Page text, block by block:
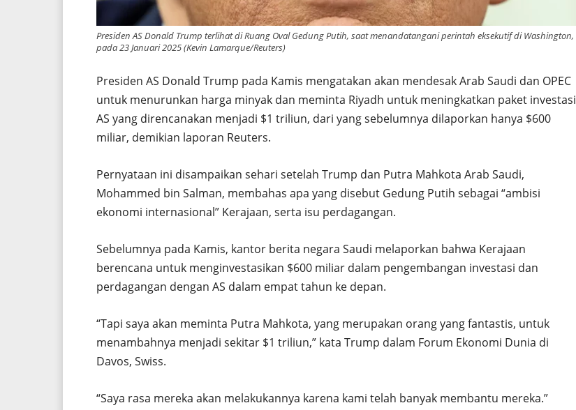
Presiden AS Donald Trump terlihat di Ruang Oval Gedung Putih, saat menandatangani perintah eksekutif di Washington,
pada 23 Januari 2025 (Kevin Lamarque/Reuters)
Presiden AS Donald Trump pada Kamis mengatakan akan mendesak Arab Saudi dan OPEC
untuk menurunkan harga minyak dan meminta Riyadh untuk meningkatkan paket investasi
AS yang direncanakan menjadi $1 triliun, dari yang sebelumnya dilaporkan hanya $600
miliar, demikian laporan Reuters.
Pernyataan ini disampaikan sehari setelah Trump dan Putra Mahkota Arab Saudi,
Mohammed bin Salman, membahas apa yang disebut Gedung Putih sebagai “ambisi
ekonomi internasional” Kerajaan, serta isu perdagangan.
Sebelumnya pada Kamis, kantor berita negara Saudi melaporkan bahwa Kerajaan
berencana untuk menginvestasikan $600 miliar dalam pengembangan investasi dan
perdagangan dengan AS dalam empat tahun ke depan.
“Tapi saya akan meminta Putra Mahkota, yang merupakan orang yang fantastis, untuk
menambahnya menjadi sekitar $1 triliun,” kata Trump dalam Forum Ekonomi Dunia di
Davos, Swiss.
“Saya rasa mereka akan melakukannya karena kami telah banyak membantu mereka.”